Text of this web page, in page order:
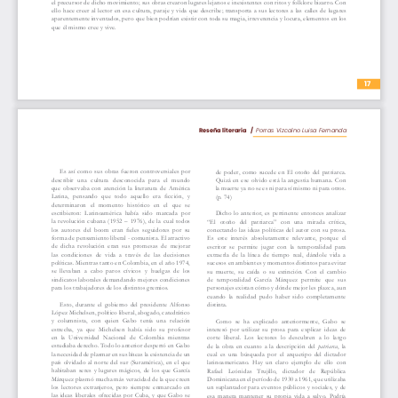
17
el precursor de dicho movimiento; sus obras crearon lugares lejanos e inexistentes con ritos y folklore bizarro. Con
ello hace creer al lector en esa cultura, paraje y vida que describe; transporta a sus lectores a las calles de lugares
aparentemente inventados, pero que bien podrían existir con toda su magia, irreverencia y locura, elementos en los
que él mismo cree y vive.
Reseña literaria   / Porras Vizcaíno Luisa Fernanda
Es  así  como  sus  obras  fueron  controversiales  por
describir  una  cultura  desconocida  para  el  mundo
que  observaba  con  atención  la  literatura  de  América
Latina,  pensando  que  todo  aquello  era  ficción,  y
determinaron  el  momento  histórico  en  el  que  se
escribieron:  Latinoamérica  había  sido  marcada  por
la  revolución  cubana  (1952  –  1976),  de  la  cual  todos
los  autores  del  boom  eran  fieles  seguidores  por  su
forma de pensamiento liberal - comunista. El atractivo
de  dicha  revolución  eran  sus  promesas  de  mejorar
las  condiciones  de  vida  a  través  de  las  decisiones
políticas. Mientras tanto en Colombia, en el año 1974,
se  llevaban  a  cabo  paros  cívicos  y  huelgas  de  los
sindicatos laborales demandando mejores condiciones
para los trabajadores de los distintos gremios.
Esto,  durante  el  gobierno  del  presidente  Alfonso
López Michelsen, político liberal, abogado, catedrático
y  columnista,  con  quien  Gabo  tenía  una  relación
estrecha,  ya  que  Michelsen  había  sido  su  profesor
en  la  Universidad  Nacional  de  Colombia  mientras
estudiaba derecho. Todo lo anterior despertó en Gabo
la necesidad de plasmar en sus líneas la existencia de un
país olvidado al norte del sur (Suramérica), en el que
habitaban  seres  y  lugares  mágicos,  de  los  que  García
Márquez plasmó mucha más veracidad de la que creen
los  lectores  extranjeros,  pero  siempre  enmarcado  en
las ideas liberales ofrecidas por Cuba, y que Gabo se
de poder, como sucede en El otoño del patriarca.
Quizá en ese olvido está la angustia humana. Con
la muerte ya no se es ni para sí mismo ni para otros.
(p. 74)
Dicho  lo  anterior,  es  pertinente  entonces  analizar
“El  otoño  del  patriarca”  con  una  mirada  crítica,
conectando las ideas políticas del autor con su prosa.
Es  este  interés  absolutamente  relevante,  porque  el
escritor  se  permite  jugar  con  la  temporalidad  para
extraerla  de  la  línea  de  tiempo  real,  dándole  vida  a
sucesos en ambientes y momentos distintos para evitar
su  muerte,  su  caída  o  su  extinción.  Con  el  cambio
de  temporalidad  García  Márquez  permite  que  sus
personajes existan cómo y dónde mejor les plazca, aun
cuando  la  realidad  pudo  haber  sido  completamente
distinta.
Como  se  ha  explicado  anteriormente,  Gabo  se
interesó  por  utilizar  su  prosa  para  explicar  ideas  de
corte  liberal.  Los  lectores  lo  descubren  a  lo  largo
de  la  obra  en  cuanto  a  la  descripción  del patriarca ,  la
cual  es  una  búsqueda  por  el  arquetipo  del  dictador
latinoamericano.  Hay  un  claro  ejemplo  de  ello  con
Rafael   Leónidas   Trujillo,   dictador   de   República
Dominicana en el período de 1930 a 1961, que utilizaba
un suplantador para eventos públicos y sociales, y de
esa  manera  mantener  su  propia  vida  a  salvo.  Podría